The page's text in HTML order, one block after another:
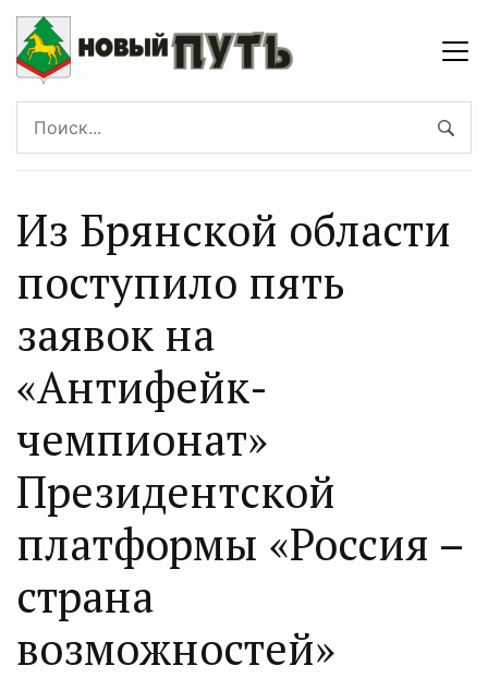
Из Брянской области
поступило пять
заявок на
«Антифейк-
чемпионат»
Президентской
платформы «Россия –
страна
возможностей»